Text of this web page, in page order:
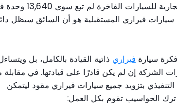
وهو عدد كبير بشكل غير معتاد لعلامة تجارية للسيارات الفاخرة
سيارات فيراري المستقبلية هو أن السائق سيظل
فكرة سيارة فيراري ذاتية القيادة بالكامل، بل
إن لم يكن قادرًا على قيادتها. في مقابلة
بتزويد جميع سيارات فيراري مقود ليتمكن
ترك الحواسيب تقوم بكل العمل: